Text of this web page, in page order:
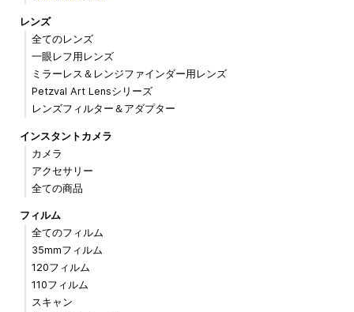
レンズ
全てのレンズ
一眼レフ用レンズ
ミラーレス＆レンジファインダー用レンズ
Petzval Art Lensシリーズ
レンズフィルター＆アダプター
インスタントカメラ
カメラ
アクセサリー
全ての商品
フィルム
全てのフィルム
35mmフィルム
120フィルム
110フィルム
スキャン